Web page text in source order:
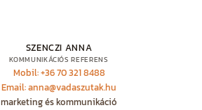
SZENCZI ANNA
KOMMUNIKÁCIÓS REFERENS
Mobil: +36 70 321 8488
Email: anna@vadaszutak.hu
marketing és kommunikáció